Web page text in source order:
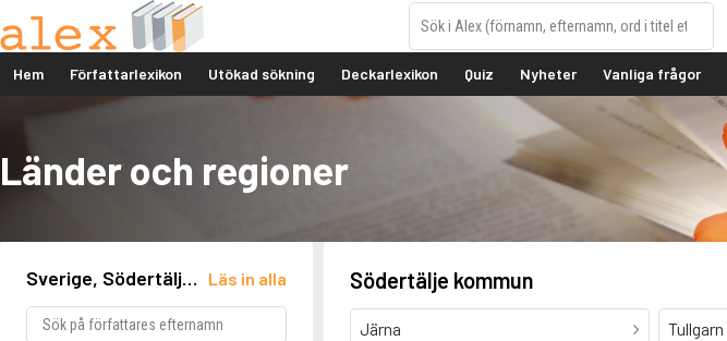
Hem Författarlexikon Utökad sökning Deckarlexikon Quiz Nyheter Vanliga frågor
Länder och regioner
Sverige, Södertälje
Läs in alla Södertälje kommun
Järna Tullgarn